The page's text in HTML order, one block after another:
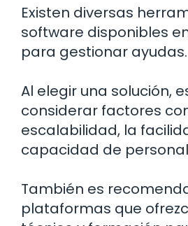
Existen diversas
software disponibles
para gestionar ayudas.
Al elegir una solución,
considerar factores
escalabilidad, la
capacidad de
También es
plataformas que